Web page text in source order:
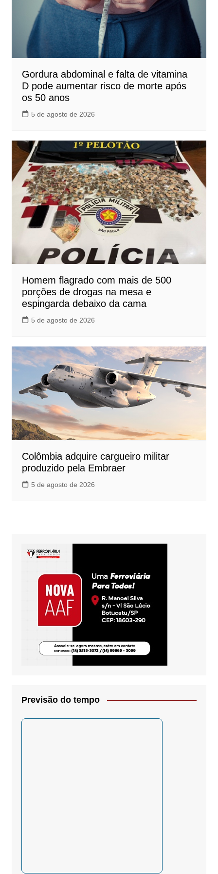
Gordura abdominal e falta de vitamina
D pode aumentar risco de morte após
os 50 anos
5 de agosto de 2026
Homem flagrado com mais de 500
porções de drogas na mesa e
espingarda debaixo da cama
5 de agosto de 2026
Colômbia adquire cargueiro militar
produzido pela Embraer
5 de agosto de 2026
Previsão do tempo